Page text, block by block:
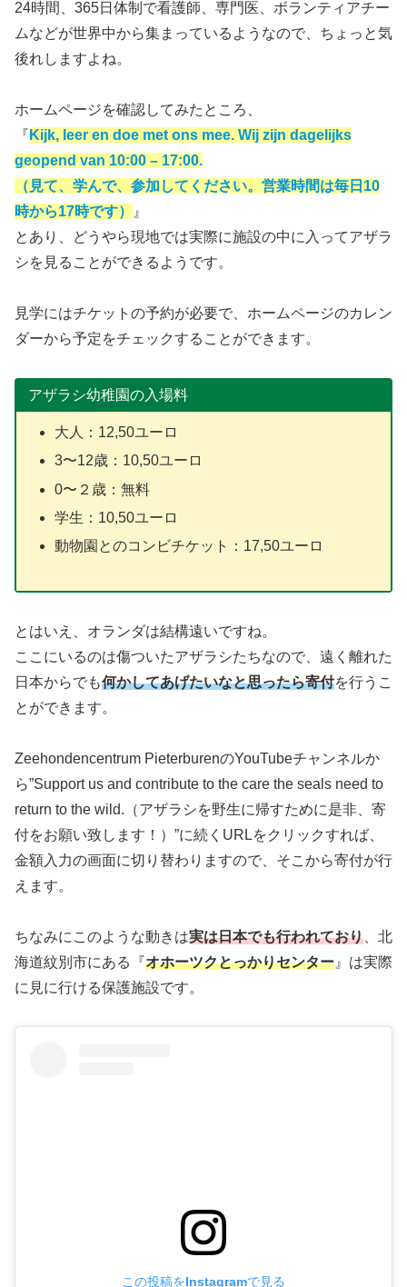
24時間、365日体制で看護師、専門医、ボランティアチー
ムなどが世界中から集まっているようなので、ちょっと気
後れしますよね。
ホームページを確認してみたところ、
『 Kijk, leer en doe met ons mee. Wij zijn dagelijks
geopend van 10:00 – 17:00.
（見て、学んで、参加してください。営業時間は毎日10
時から17時です）
』
とあり、どうやら現地では実際に施設の中に入ってアザラ
シを見ることができるようです。
見学にはチケットの予約が必要で、ホームページのカレン
ダーから予定をチェックすることができます。
アザラシ幼稚園の入場料
大人：12,50ユーロ
3〜12歳：10,50ユーロ
0〜２歳：無料
学生：10,50ユーロ
動物園とのコンビチケット：17,50ユーロ
とはいえ、オランダは結構遠いですね。
ここにいるのは傷ついたアザラシたちなので、遠く離れた
日本からでも何かしてあげたいなと思ったら寄付を行うこ
とができます。
Zeehondencentrum PieterburenのYouTubeチャンネルか
ら”Support us and contribute to the care the seals need to
return to the wild.（アザラシを野生に帰すために是非、寄
付をお願い致します！）”に続くURLをクリックすれば、
金額入力の画面に切り替わりますので、そこから寄付が行
えます。
ちなみにこのような動きは実は日本でも行われており 、北
海道紋別市にある『オホーツクとっかりセンター 』は実際
に見に行ける保護施設です。
この投稿をInstagramで見る